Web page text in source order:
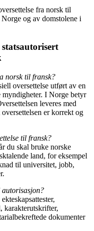
fra norsk til
og av domstolene i
norsk til fransk?
oversettelse utført av en
myndigheter. I Norge betyr
leveres med
er korrekt og
til fransk?
du skal bruke norske
land, for eksempel
til universitet, jobb,
autorisasjon?
karakterutskrifter,
dokumenter